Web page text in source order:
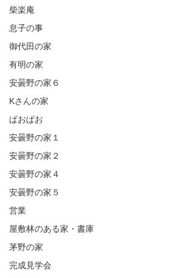
柴楽庵
息子の事
御代田の家
有明の家
安曇野の家６
Kさんの家
ぱおぱお
安曇野の家１
安曇野の家２
安曇野の家４
安曇野の家５
営業
屋敷林のある家・書庫
茅野の家
完成見学会